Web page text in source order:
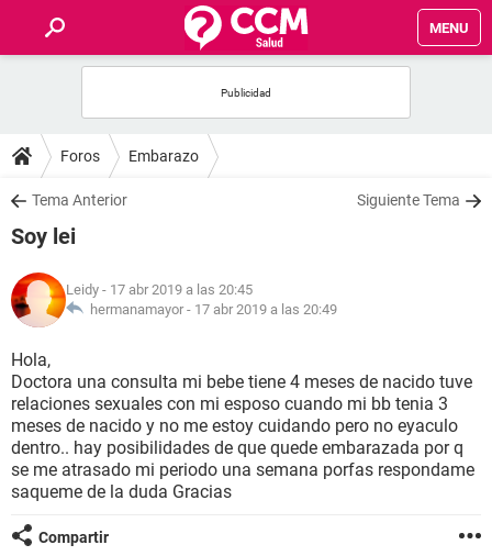
MENU
FOROS
SALUD
FAMILIA
NUTRICIÓN
BIENESTAR
SEXUALIDAD
GLOSARIO
Foros Embarazo
Tema Anterior Siguiente Tema
Soy lei
Leidy - 17 abr 2019 a las 20:45
hermanamayor - 17 abr 2019 a las 20:49
Hola,
Doctora una consulta mi bebe tiene 4 meses de nacido tuve
relaciones sexuales con mi esposo cuando mi bb tenia 3
meses de nacido y no me estoy cuidando pero no eyaculo
dentro.. hay posibilidades de que quede embarazada por q
se me atrasado mi periodo una semana porfas respondame
saqueme de la duda Gracias
Compartir